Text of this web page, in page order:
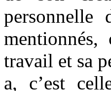
personnelle
mentionnés,
travail et sa
a, c’est